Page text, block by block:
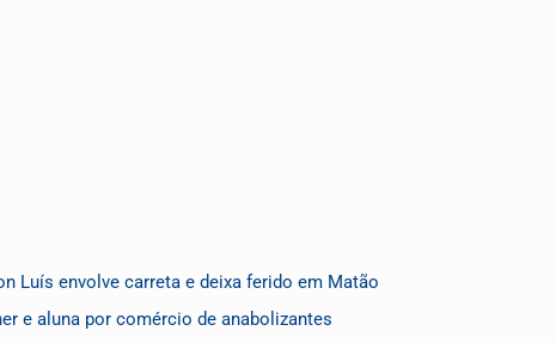
Luís envolve carreta e deixa ferido em Matão
e aluna por comércio de anabolizantes